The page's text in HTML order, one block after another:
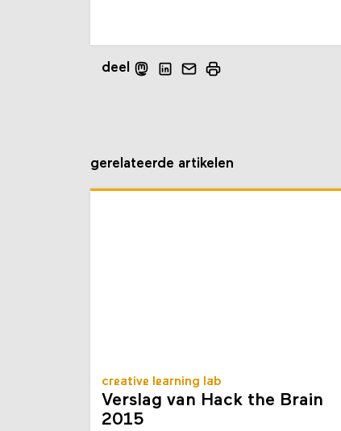
deel
gerelateerde artikelen
creative learning lab
Verslag van Hack the Brain
2015